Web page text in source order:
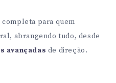
para quem
abrangendo tudo, desde
avançadas de direção.